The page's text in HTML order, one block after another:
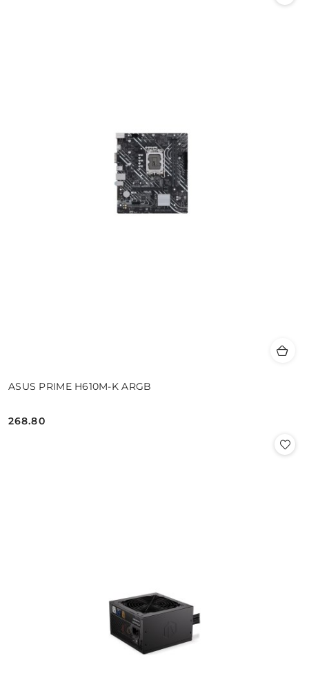
ASUS PRIME H610M-K ARGB
Cena:
268.80